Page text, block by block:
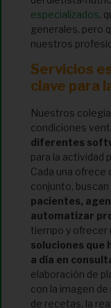
especializados,
generales, pero
nuestros
Servicios
clave para
Nuestros
condiciones
diferentes
para la actividad
Cada una ofrece
conjunto, buscan
pacientes,
automatizar
tiempo y ofrecer
soluciones que
a día en
elaboración de
con la imagen
de recetas, la